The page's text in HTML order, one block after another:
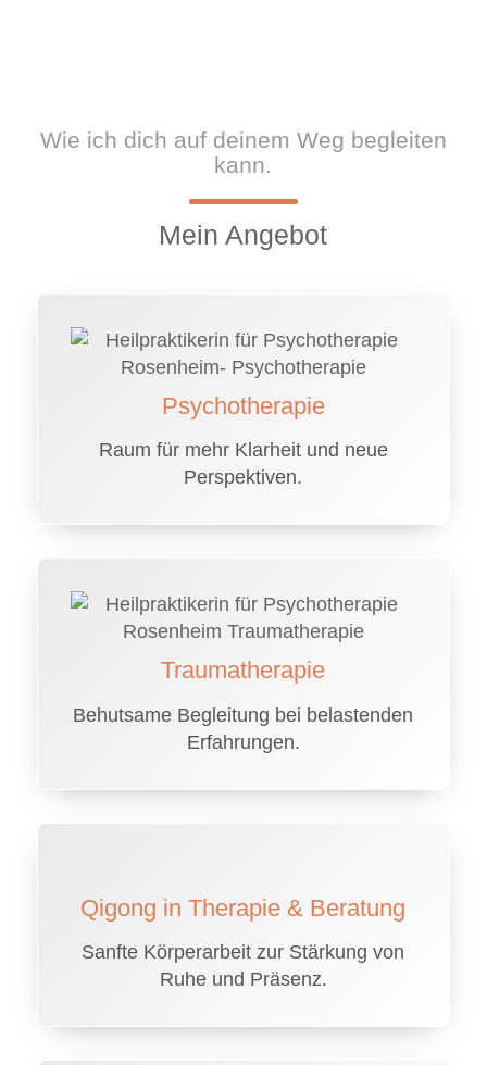
Wie ich dich auf deinem Weg begleiten
kann.
Mein Angebot
Psychotherapie
Raum für mehr Klarheit und neue
Perspektiven.
Traumatherapie
Behutsame Begleitung bei belastenden
Erfahrungen.
Qigong in Therapie & Beratung
Sanfte Körperarbeit zur Stärkung von
Ruhe und Präsenz.